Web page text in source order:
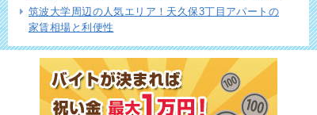
筑波大学周辺の人気エリア！天久保3丁目アパートの
家賃相場と利便性